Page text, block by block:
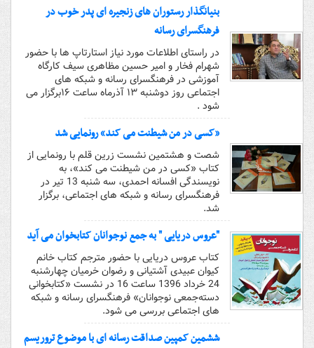
بنیانگذار رستوران های زنجیره ای پدر خوب در
فرهنگسرای رسانه
در راستای اطلاعات مورد نیاز استارتاپ ها با حضور
شهرام فخار و امیر حسین مظاهری سیف کارگاه
آموزشی در فرهنگسرای رسانه و شبکه های
اجتماعی روز دوشنبه ۱۳ آذرماه ساعت ۱۶برگزار می
شود .
«کسی در من شیطنت می کند» رونمایی شد
شصت و هشتمین نشست زرین قلم با رونمایی از
کتاب «کسی در من شیطنت می کند»، به
نویسندگی افسانه احمدی، سه شنبه 13 تیر در
فرهنگسرای رسانه و شبکه های اجتماعی، برگزار
شد.
"عروس دریایی " به جمع نوجوانان کتابخوان می آید
کتاب عروس دریایی با حضور مترجم کتاب خانم
کیوان عبیدی آشتیانی و رضوان خرمیان چهارشنبه
24 خرداد 1396 ساعت 16 در نشست «کتابخوانی
دسته‌جمعی نوجوانان» فرهنگسرای رسانه و شبکه
های اجتماعی بررسی می شود.
ششمین کمپین صداقت رسانه ای با موضوع تروریسم